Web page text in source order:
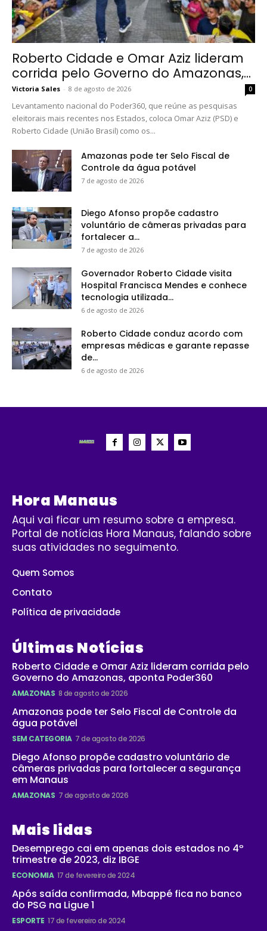
Roberto Cidade e Omar Aziz lideram
corrida pelo Governo do Amazonas,...
Victoria Sales - 8 de agosto de 2026 0
Levantamento nacional do Poder360, que reúne as pesquisas
eleitorais mais recentes nos Estados, coloca Omar Aziz (PSD) e
Roberto Cidade (União Brasil) como os...
Amazonas pode ter Selo Fiscal de
Controle da água potável
7 de agosto de 2026
Diego Afonso propõe cadastro
voluntário de câmeras privadas para
fortalecer a...
7 de agosto de 2026
Governador Roberto Cidade visita
Hospital Francisca Mendes e conhece
tecnologia utilizada...
6 de agosto de 2026
Roberto Cidade conduz acordo com
empresas médicas e garante repasse
de...
6 de agosto de 2026
Hora Manaus
Aqui vai ficar um resumo sobre a empresa.
Portal de notícias Hora Manaus, falando sobre
suas atividades no seguimento.
Quem Somos
Contato
Política de privacidade
Últimas Notícias
Roberto Cidade e Omar Aziz lideram corrida pelo
Governo do Amazonas, aponta Poder360
AMAZONAS 8 de agosto de 2026
Amazonas pode ter Selo Fiscal de Controle da
água potável
SEM CATEGORIA 7 de agosto de 2026
Diego Afonso propõe cadastro voluntário de
câmeras privadas para fortalecer a segurança
em Manaus
AMAZONAS 7 de agosto de 2026
Mais lidas
Desemprego cai em apenas dois estados no 4º
trimestre de 2023, diz IBGE
ECONOMIA 17 de fevereiro de 2024
Após saída confirmada, Mbappé fica no banco
do PSG na Ligue 1
ESPORTE 17 de fevereiro de 2024